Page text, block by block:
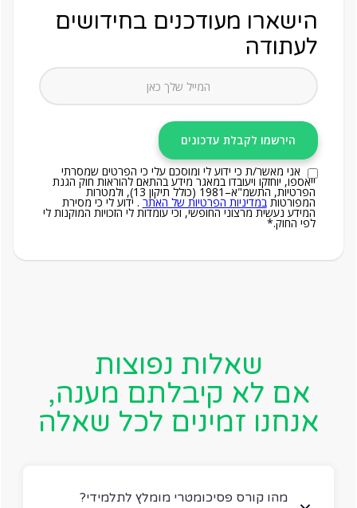
אני מאשר/ת כי ידוע לי ומוסכם עלי כי הפרטים שמסרתי
ייאספו, יוחזקו ויעובדו במאגר מידע בהתאם להוראות חוק הגנת
הפרטיות, התשמ"א–1981 (כולל תיקון 13), ולמטרות
המפורטותבמדיניות הפרטיות של האתר . ידוע לי כי מסירת
המידע נעשית מרצוני החופשי, וכי עומדות לי הזכויות המוקנות לי
לפי החוק.*
הישארו מעודכנים בחידושים
לעתודה
שאלות נפוצות
אם לא קיבלתם מענה,
אנחנו זמינים לכל שאלה
?מהו קורס פסיכומטרי מומלץ לתלמידי